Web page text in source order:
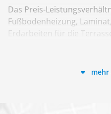
Das Preis-
Fußbodenheizung,
Erdarbeiten für die
mehr